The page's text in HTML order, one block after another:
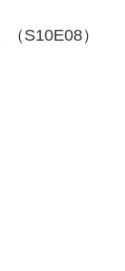
（S10E08）